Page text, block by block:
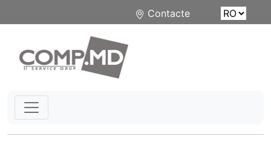
Contacte